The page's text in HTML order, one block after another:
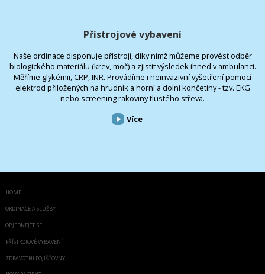
Přístrojové vybavení
Naše ordinace disponuje přístroji, díky nimž můžeme provést odběr
biologického materiálu (krev, moč) a zjistit výsledek ihned v ambulanci.
Měříme glykémii, CRP, INR. Provádíme i neinvazivní vyšetření pomocí
elektrod přiložených na hrudník a horní a dolní končetiny - tzv. EKG
nebo screening rakoviny tlustého střeva.
Více
HOME
ORDINACE A SLUŽBY
OBJEDNEJTE SE
PŘÍSTROJOVÉ VYBAVENÍ
ZDRAVOTNÍ POJIŠŤOVNY